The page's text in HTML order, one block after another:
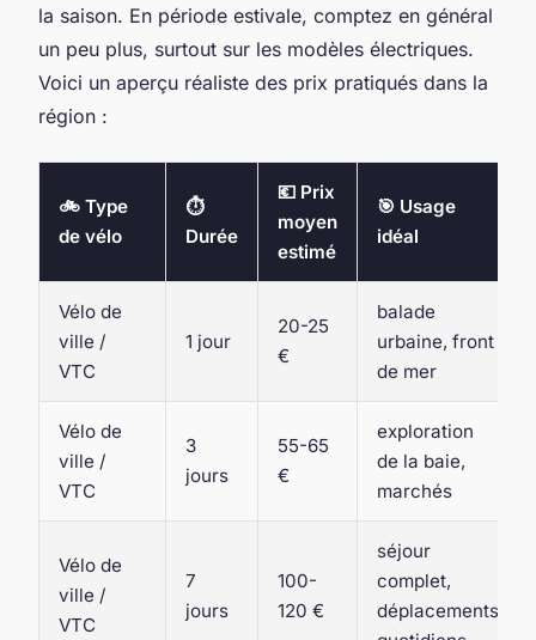
la saison. En période estivale, comptez en général
un peu plus, surtout sur les modèles électriques.
Voici un aperçu réaliste des prix pratiqués dans la
région :
🚲 Type
de vélo
⏱️
Durée
💶 Prix
moyen
estimé
🎯 Usage
idéal
Vélo de
ville /
VTC
1 jour
20-25
€
balade
urbaine, front
de mer
Vélo de
ville /
VTC
3
jours
55-65
€
exploration
de la baie,
marchés
Vélo de
ville /
VTC
7
jours
100-
120 €
séjour
complet,
déplacements